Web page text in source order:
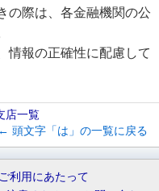
の際は、各金融機関の公
情報の正確性に配慮して
店一覧
← 頭文字「は」の一覧に戻る
ご利用にあたって